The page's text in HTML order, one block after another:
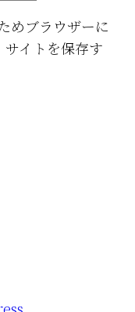
めブラウザーに
イトを保存す